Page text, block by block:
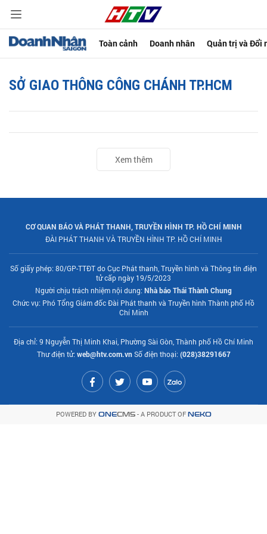
Toàn cảnh Doanh nhân Quản trị và Đổi
SỞ GIAO THÔNG CÔNG CHÁNH TP.HCM
Xem thêm
CƠ QUAN BÁO VÀ PHÁT THANH, TRUYỀN HÌNH TP. HỒ CHÍ MINH
ĐÀI PHÁT THANH VÀ TRUYỀN HÌNH TP. HỒ CHÍ MINH
Số giấy phép: 80/GP-TTĐT do Cục Phát thanh, Truyền hình và Thông tin điện
tử cấp ngày 19/5/2023
Người chịu trách nhiệm nội dung: Nhà báo Thái Thành Chung
Chức vụ: Phó Tổng Giám đốc Đài Phát thanh và Truyền hình Thành phố Hồ
Chí Minh
Địa chỉ: 9 Nguyễn Thị Minh Khai, Phường Sài Gòn, Thành phố Hồ Chí Minh
Thư điện tử: web@htv.com.vnSố điện thoại: (028)38291667
POWERED BY ONECMS- A PRODUCT OF NEKO